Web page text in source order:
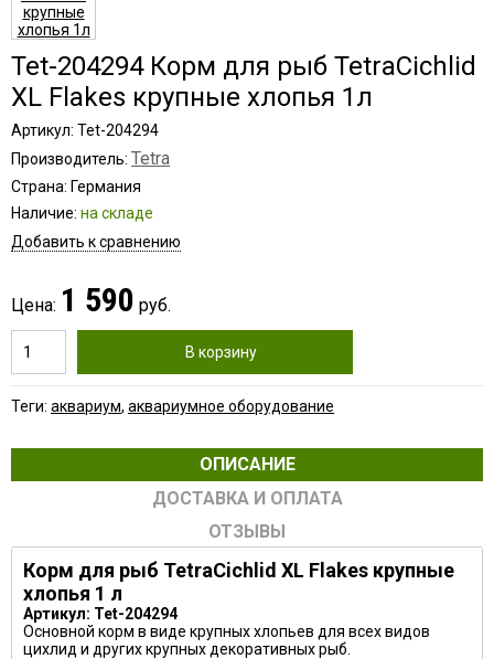
Tet-204294 Корм для рыб TetraCichlid
XL Flakes крупные хлопья 1л
Артикул: Tet-204294
Производитель: Tetra
Страна: Германия
Наличие: на складе
Добавить к сравнению
Цена: 1 590 руб.
В корзину
Теги: аквариум, аквариумное оборудование
ОПИСАНИЕ
ДОСТАВКА И ОПЛАТА
ОТЗЫВЫ
Корм для рыб TetraCichlid XL Flakes крупные
хлопья 1 л
Артикул: Tet-204294
Основной корм в виде крупных хлопьев для всех видов
цихлид и других крупных декоративных рыб.